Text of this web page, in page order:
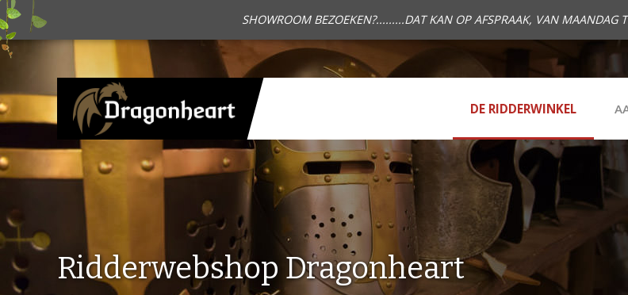
SHOWROOM BEZOEKEN?.........DAT KAN OP AFSPRAAK, VAN MAANDAG
DE RIDDERWINKEL
Ridderwebshop Dragonheart